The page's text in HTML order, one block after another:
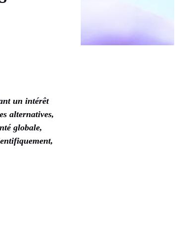
un intérêt
alternatives,
globale,